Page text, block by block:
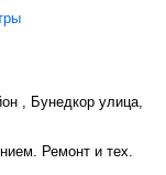
, Бунедкор улица,
Ремонт и тех.